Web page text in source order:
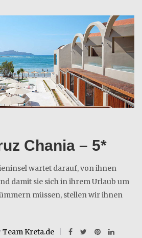
Chania – 5*
wartet darauf, von ihnen
damit sie sich in ihrem Urlaub um
müssen, stellen wir ihnen
Team Kreta.de